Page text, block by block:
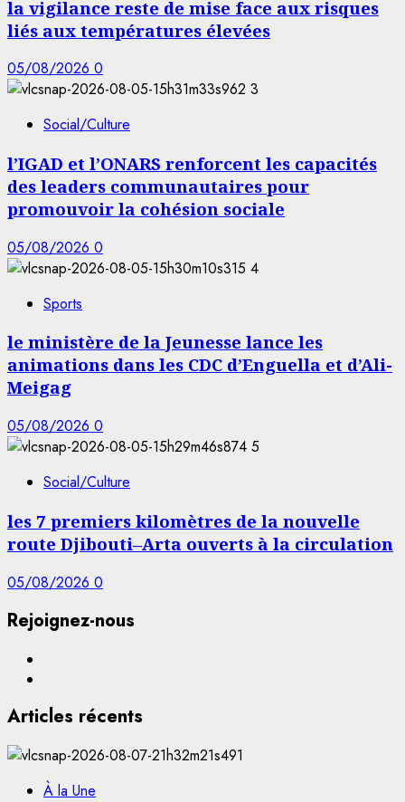
la vigilance reste de mise face aux risques
liés aux températures élevées
05/08/2026 0
3
Social/Culture
l’IGAD et l’ONARS renforcent les capacités
des leaders communautaires pour
promouvoir la cohésion sociale
05/08/2026 0
4
Sports
le ministère de la Jeunesse lance les
animations dans les CDC d’Enguella et d’Ali-
Meigag
05/08/2026 0
5
Social/Culture
les 7 premiers kilomètres de la nouvelle
route Djibouti–Arta ouverts à la circulation
05/08/2026 0
Rejoignez-nous
Articles récents
À la Une